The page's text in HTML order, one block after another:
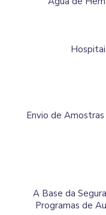
Envio de Amostras
A Base da
Programas de